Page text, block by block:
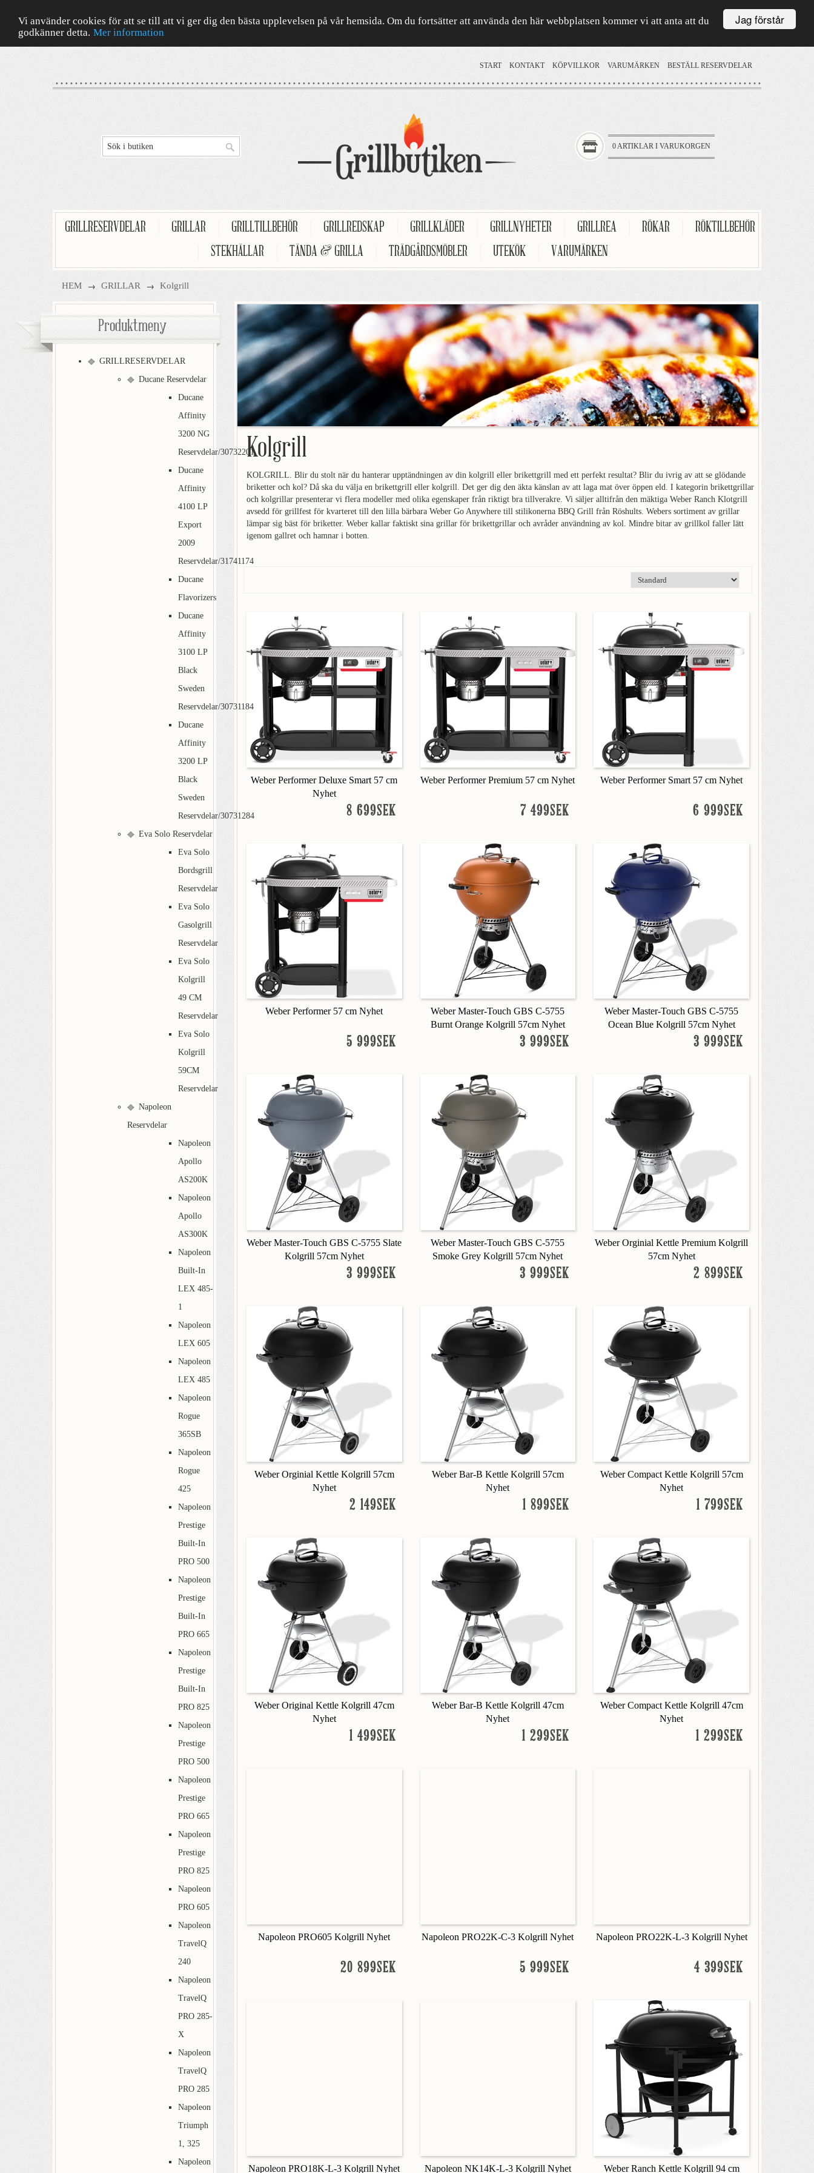
Jag förstår
Vi använder cookies för att se till att vi ger dig den bästa upplevelsen på vår hemsida. Om du fortsätter att använda den här webbplatsen kommer vi att anta att du
godkänner detta. Mer information
START KONTAKT KÖPVILLKOR VARUMÄRKEN BESTÄLL RESERVDELAR
0 ARTIKLAR I VARUKORGEN
GRILLRESERVDELAR GRILLAR GRILLTILLBEHÖR GRILLREDSKAP GRILLKLÄDER GRILLNYHETER GRILLREA RÖKAR
RÖKTILLBEHÖR
STEKHÄLLAR TÄNDA & GRILLA TRÄDGÅRDSMÖBLER UTEKÖK VARUMÄRKEN
HEM → GRILLAR → Kolgrill
Kolgrill
KOLGRILL. Blir du stolt när du hanterar upptändningen av din kolgrill eller brikettgrill med ett perfekt resultat? Blir du ivrig av att se glödande
briketter och kol? Då ska du välja en brikettgrill eller kolgrill. Det ger dig den äkta känslan av att laga mat över öppen eld. I kategorin brikettgrillar
och kolgrillar presenterar vi flera modeller med olika egenskaper från riktigt bra tillverakre. Vi säljer alltifrån den mäktiga Weber Ranch Klotgrill
avsedd för grillfest för kvarteret till den lilla bärbara Weber Go Anywhere till stilikonerna BBQ Grill från Röshults. Webers sortiment av grillar
lämpar sig bäst för briketter. Weber kallar faktiskt sina grillar för brikettgrillar och avråder användning av kol. Mindre bitar av grillkol faller lätt
igenom gallret och hamnar i botten.
Weber Performer Deluxe Smart 57 cm
Nyhet
8 699SEK
Weber Performer Premium 57 cm Nyhet
7 499SEK
Weber Performer Smart 57 cm Nyhet
6 999SEK
Weber Performer 57 cm Nyhet
5 999SEK
Weber Master-Touch GBS C-5755
Burnt Orange Kolgrill 57cm Nyhet
3 999SEK
Weber Master-Touch GBS C-5755
Ocean Blue Kolgrill 57cm Nyhet
3 999SEK
Weber Master-Touch GBS C-5755 Slate
Kolgrill 57cm Nyhet
3 999SEK
Weber Master-Touch GBS C-5755
Smoke Grey Kolgrill 57cm Nyhet
3 999SEK
Weber Orginial Kettle Premium Kolgrill
57cm Nyhet
2 899SEK
Weber Orginial Kettle Kolgrill 57cm
Nyhet
2 149SEK
Weber Bar-B Kettle Kolgrill 57cm
Nyhet
1 899SEK
Weber Compact Kettle Kolgrill 57cm
Nyhet
1 799SEK
Weber Original Kettle Kolgrill 47cm
Nyhet
1 499SEK
Weber Bar-B Kettle Kolgrill 47cm
Nyhet
1 299SEK
Weber Compact Kettle Kolgrill 47cm
Nyhet
1 299SEK
Napoleon PRO605 Kolgrill Nyhet
20 899SEK
Napoleon PRO22K-C-3 Kolgrill Nyhet
5 999SEK
Napoleon PRO22K-L-3 Kolgrill Nyhet
4 399SEK
Napoleon PRO18K-L-3 Kolgrill Nyhet Napoleon NK14K-L-3 Kolgrill Nyhet Weber Ranch Kettle Kolgrill 94 cm
Produktmeny
GRILLRESERVDELAR
Ducane Reservdelar
Ducane
Affinity
3200 NG
Reservdelar/30732201
Ducane
Affinity
4100 LP
Export
2009
Reservdelar/31741174
Ducane
Flavorizers
Ducane
Affinity
3100 LP
Black
Sweden
Reservdelar/30731184
Ducane
Affinity
3200 LP
Black
Sweden
Reservdelar/30731284
Eva Solo Reservdelar
Eva Solo
Bordsgrill
Reservdelar
Eva Solo
Gasolgrill
Reservdelar
Eva Solo
Kolgrill
49 CM
Reservdelar
Eva Solo
Kolgrill
59CM
Reservdelar
Napoleon
Reservdelar
Napoleon
Apollo
AS200K
Napoleon
Apollo
AS300K
Napoleon
Built-In
LEX 485-
1
Napoleon
LEX 605
Napoleon
LEX 485
Napoleon
Rogue
365SB
Napoleon
Rogue
425
Napoleon
Prestige
Built-In
PRO 500
Napoleon
Prestige
Built-In
PRO 665
Napoleon
Prestige
Built-In
PRO 825
Napoleon
Prestige
PRO 500
Napoleon
Prestige
PRO 665
Napoleon
Prestige
PRO 825
Napoleon
PRO 605
Napoleon
TravelQ
240
Napoleon
TravelQ
PRO 285-
X
Napoleon
TravelQ
PRO 285
Napoleon
Triumph
1, 325
Napoleon